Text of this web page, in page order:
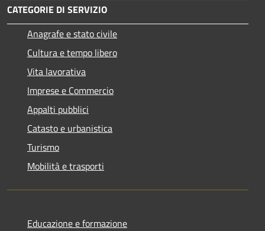
CATEGORIE DI SERVIZIO
Anagrafe e stato civile
Cultura e tempo libero
Vita lavorativa
Imprese e Commercio
Appalti pubblici
Catasto e urbanistica
Turismo
Mobilità e trasporti
Educazione e formazione